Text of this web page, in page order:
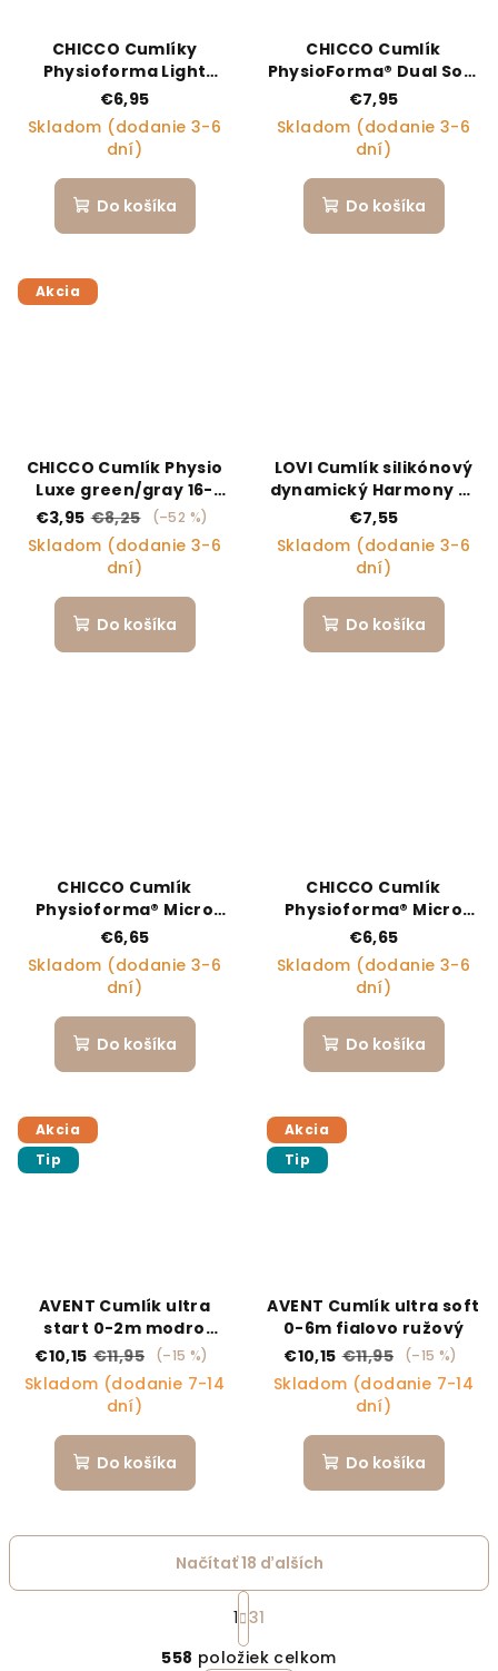
CHICCO Cumlíky
Physioforma Light
silikónové ortodontické
modré 16-36m, 2 ks
€6,95
Skladom (dodanie 3-6
dní)
Do košíka
CHICCO Cumlík
PhysioForma® Dual Soft
ružový 0-2m, 1 ks
€7,95
Skladom (dodanie 3-6
dní)
Do košíka
Akcia
CHICCO Cumlík Physio
Luxe green/gray 16-
36m, 2ks
€3,95 €8,25 (–52 %)
Skladom (dodanie 3-6
dní)
Do košíka
LOVI Cumlík silikónový
dynamický Harmony 6-
18m chlapec 2 ks
€7,55
Skladom (dodanie 3-6
dní)
Do košíka
CHICCO Cumlík
Physioforma® Micro
silikónový 0-2m
chlapec 2 ks
€6,65
Skladom (dodanie 3-6
dní)
Do košíka
CHICCO Cumlík
Physioforma® Micro
silikónový 0-2m holka 2
ks
€6,65
Skladom (dodanie 3-6
dní)
Do košíka
Akcia
Tip
AVENT Cumlík ultra
start 0-2m modro
zelený
€10,15 €11,95 (–15 %)
Skladom (dodanie 7-14
dní)
Do košíka
Akcia
Tip
AVENT Cumlík ultra soft
0-6m fialovo ružový
€10,15 €11,95 (–15 %)
Skladom (dodanie 7-14
dní)
Do košíka
Ovládacie prvky
Načítať 18 ďalších
Stránkovanie
1 31
558 položiek celkom